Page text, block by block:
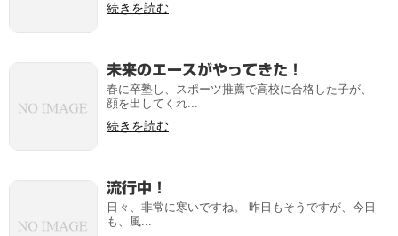
続きを読む
未来のエースがやってきた！
春に卒塾し、スポーツ推薦で高校に合格した子が、
顔を出してくれ...
続きを読む
流行中！
日々、非常に寒いですね。 昨日もそうですが、今日
も、風...